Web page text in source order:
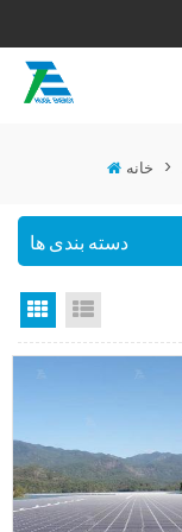
خانه >
دسته بندی ها
نمای گرید